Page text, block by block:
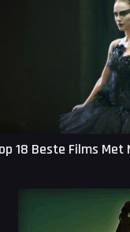
18 Beste Films